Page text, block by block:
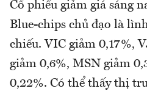
Cổ phiếu giảm giá sáng
Blue-chips chủ đạo là
chiếu. VIC giảm 0,17%,
giảm 0,6%, MSN giảm
0,22%. Có thể thấy thị